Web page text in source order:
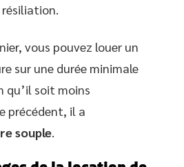
résiliation.
vous pouvez louer un
sur une durée minimale
qu’il soit moins
précédent, il a
souple